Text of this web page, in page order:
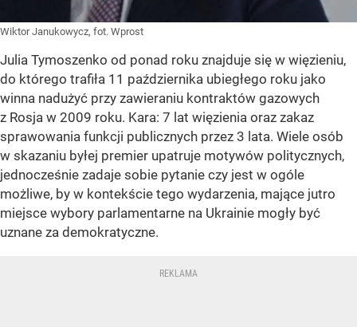
Wiktor Janukowycz, fot. Wprost
Julia Tymoszenko od ponad roku znajduje się w więzieniu,
do którego trafiła 11 października ubiegłego roku jako
winna nadużyć przy zawieraniu kontraktów gazowych
z Rosja w 2009 roku. Kara: 7 lat więzienia oraz zakaz
sprawowania funkcji publicznych przez 3 lata. Wiele osób
w skazaniu byłej premier upatruje motywów politycznych,
jednocześnie zadaje sobie pytanie czy jest w ogóle
możliwe, by w kontekście tego wydarzenia, mające jutro
miejsce wybory parlamentarne na Ukrainie mogły być
uznane za demokratyczne.